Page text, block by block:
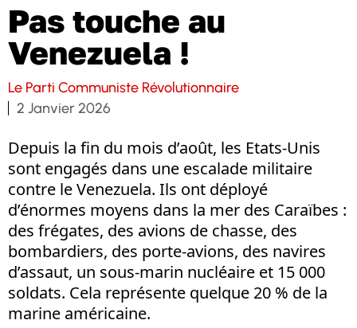
Pas touche au
Venezuela !
Le Parti Communiste Révolutionnaire
2 Janvier 2026
Depuis la fin du mois d’août, les Etats-Unis
sont engagés dans une escalade militaire
contre le Venezuela. Ils ont déployé
d’énormes moyens dans la mer des Caraïbes :
des frégates, des avions de chasse, des
bombardiers, des porte-avions, des navires
d’assaut, un sous-marin nucléaire et 15 000
soldats. Cela représente quelque 20 % de la
marine américaine.